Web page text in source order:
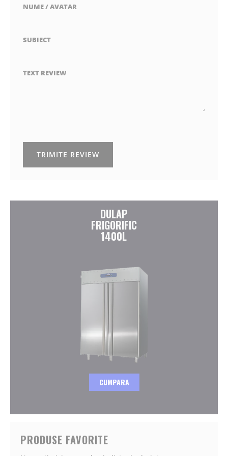
NUME / AVATAR
SUBIECT
TEXT REVIEW
TRIMITE REVIEW
DULAP
FRIGORIFIC
1400L
CUMPARA
PRODUSE FAVORITE